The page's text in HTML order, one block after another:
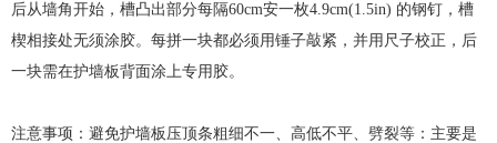
后从墙角开始，槽凸出部分每隔60cm安一枚4.9cm(1.5in) 的钢钉，槽
楔相接处无须涂胶。每拼一块都必须用锤子敲紧，并用尺子校正，后
一块需在护墙板背面涂上专用胶。
注意事项：避免护墙板压顶条粗细不一、高低不平、劈裂等：主要是